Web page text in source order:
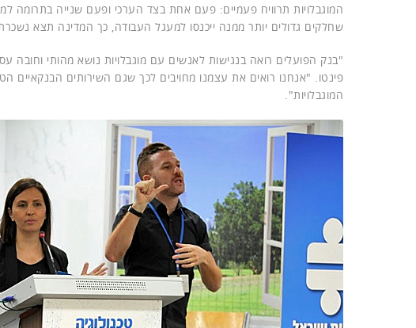
המוגבלויות תרוויח פעמיים: פעם אחת בצד הערכי ופעם שנייה בתרומה
שחלקים גדולים יותר ממנה ייכנסו למעגל העבודה, כך המדינה תצא
"בנק הפועלים רואה בנגישות לאנשים עם מוגבלויות נושא מהותי
פינטו. "אנחנו רואים את עצמנו מחויבים לכך שגם השירותים הבנקאיים
המוגבלויות".